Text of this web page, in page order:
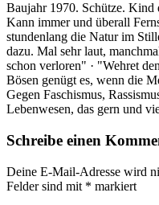
Baujahr 1970. Schütze. Kind
Kann immer und überall
stundenlang die Natur im
dazu. Mal sehr laut,
schon verloren" · "Wehret
Bösen genügt es, wenn die
Gegen Faschismus,
Lebenwesen, das gern und
Schreibe einen
Deine E-Mail-Adresse wird
Felder sind mit * markiert